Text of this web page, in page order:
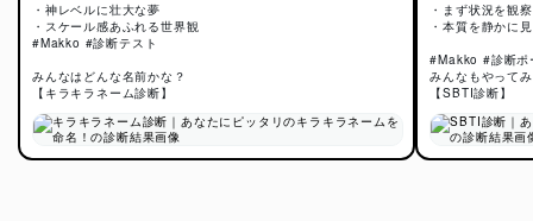
・神レベルに壮大な夢
・スケール感あふれる世界観
#Makko #診断テスト
みんなはどんな名前かな？
【キラキラネーム診断】
・まず状況を観
・本質を静かに
#Makko #診断ポ
みんなもやって
【SBTI診断】